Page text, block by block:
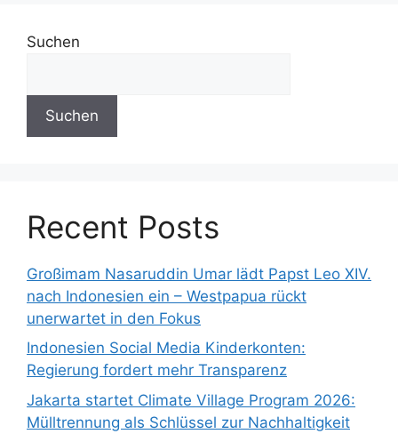
Suchen
Suchen
Recent Posts
Großimam Nasaruddin Umar lädt Papst Leo XIV.
nach Indonesien ein – Westpapua rückt
unerwartet in den Fokus
Indonesien Social Media Kinderkonten:
Regierung fordert mehr Transparenz
Jakarta startet Climate Village Program 2026:
Mülltrennung als Schlüssel zur Nachhaltigkeit